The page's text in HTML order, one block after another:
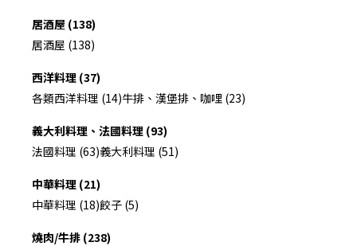
居酒屋 (138)
居酒屋 (138)
西洋料理 (37)
各類西洋料理 (14)牛排、漢堡排、咖哩 (23)
義大利料理、法國料理 (93)
法國料理 (63)義大利料理 (51)
中華料理 (21)
中華料理 (18)餃子 (5)
燒肉/牛排 (238)